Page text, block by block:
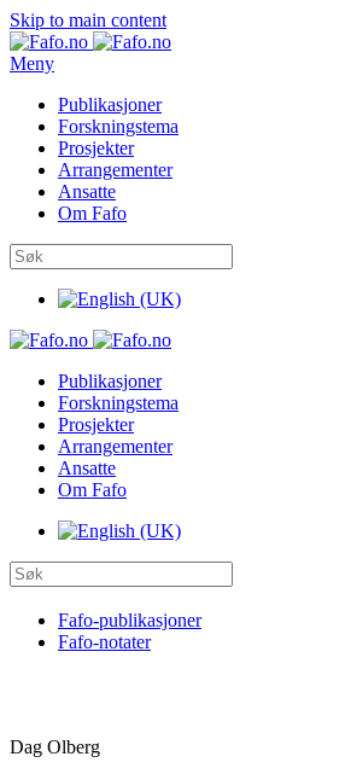
Skip to main content
Meny
Publikasjoner
Forskningstema
Prosjekter
Arrangementer
Ansatte
Om Fafo
Publikasjoner
Forskningstema
Prosjekter
Arrangementer
Ansatte
Om Fafo
Fafo-publikasjoner
Fafo-notater
Dag Olberg